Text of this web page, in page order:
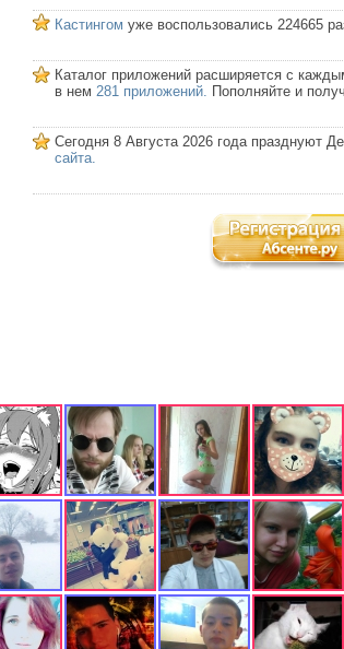
Кастингом уже воспользовались 224665
Каталог приложений расширяется с
в нем 281 приложений. Пополняйте и
Сегодня 8 Августа 2026 года празднуют
сайта.